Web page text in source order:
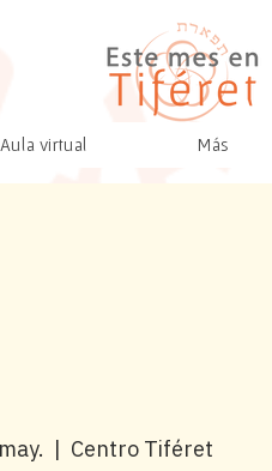
Aula virtual Más
  |
Centro Tiféret